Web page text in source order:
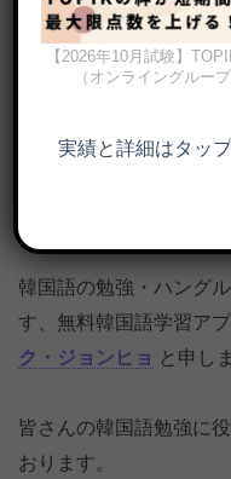
韓国で店員を呼ぶ時の呼び
韓国語の勉強・ハング
す、無料韓国語学習ア
ク・ジョンヒョ と申し
皆さんの韓国語勉強に
おります。
【2026年10月試験】
（オンライングルー
実績と詳細はタッ